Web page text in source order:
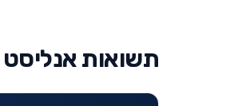
תשואות אנליסט